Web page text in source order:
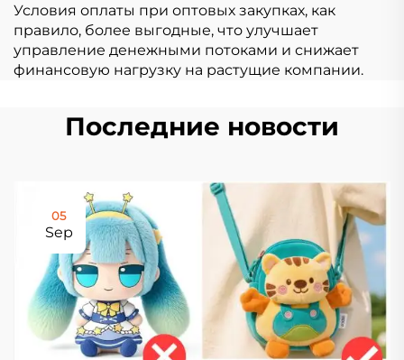
Условия оплаты при оптовых закупках, как
правило, более выгодные, что улучшает
управление денежными потоками и снижает
финансовую нагрузку на растущие компании.
Последние новости
05
Sep